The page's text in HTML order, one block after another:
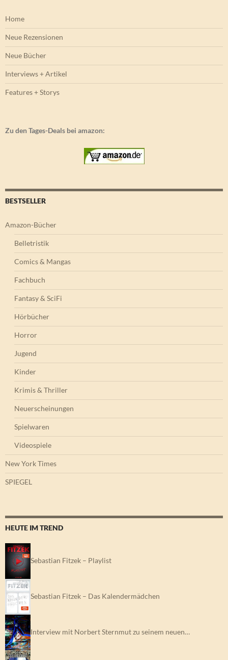
Home
Neue Rezensionen
Neue Bücher
Interviews + Artikel
Features + Storys
Zu den Tages-Deals bei amazon:
BESTSELLER
Amazon-Bücher
Belletristik
Comics & Mangas
Fachbuch
Fantasy & SciFi
Hörbücher
Horror
Jugend
Kinder
Krimis & Thriller
Neuerscheinungen
Spielwaren
Videospiele
New York Times
SPIEGEL
HEUTE IM TREND
Sebastian Fitzek – Playlist
Sebastian Fitzek – Das Kalendermädchen
Interview mit Norbert Sternmut zu seinem neuen…